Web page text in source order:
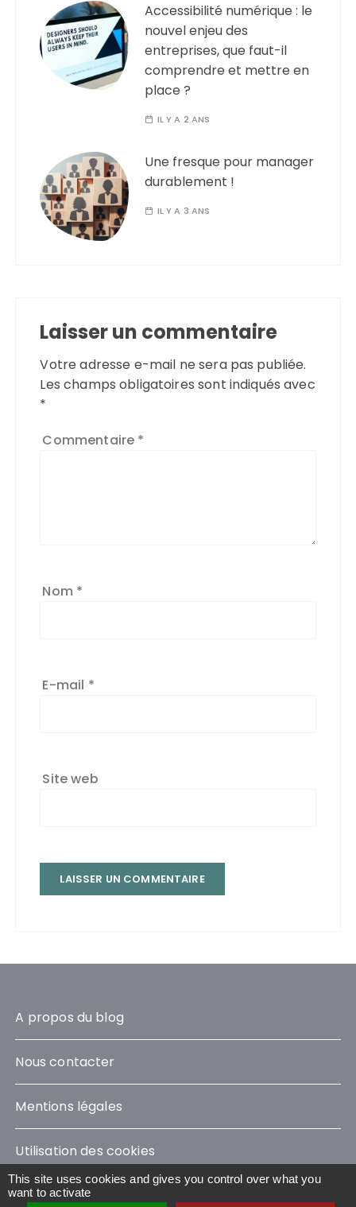
Accessibilité numérique : le
nouvel enjeu des
entreprises, que faut-il
comprendre et mettre en
place ?
IL Y A 2 ANS
Une fresque pour manager
durablement !
IL Y A 3 ANS
Laisser un commentaire
Votre adresse e-mail ne sera pas publiée.
Les champs obligatoires sont indiqués avec
*
Commentaire *
Nom *
E-mail *
Site web
A propos du blog
Nous contacter
Mentions légales
Utilisation des cookies
This site uses cookies and gives you control over what you
want to activate